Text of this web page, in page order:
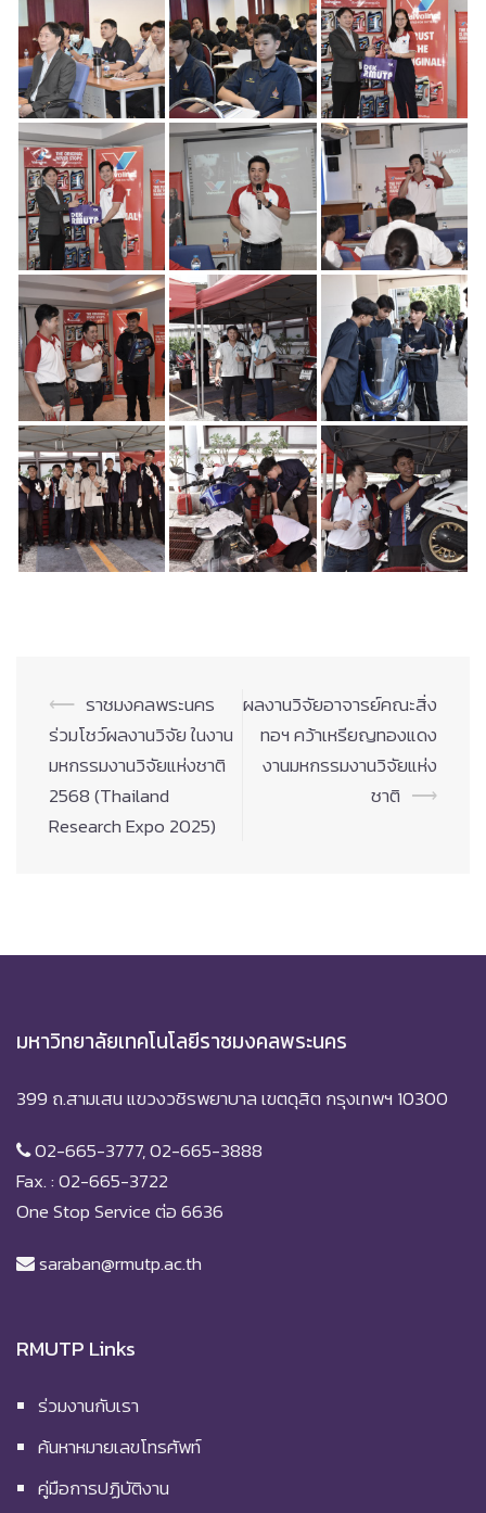
Post
navigation
⟵ ราชมงคลพระนคร
ร่วมโชว์ผลงานวิจัย ในงาน
มหกรรมงานวิจัยแห่งชาติ
2568 (Thailand
Research Expo 2025)
ผลงานวิจัยอาจารย์คณะสิ่ง
ทอฯ คว้าเหรียญทองแดง
งานมหกรรมงานวิจัยแห่ง
ชาติ ⟶
มหาวิทยาลัยเทคโนโลยีราชมงคลพระนคร
399 ถ.สามเสน แขวงวชิรพยาบาล เขตดุสิต กรุงเทพฯ 10300
02-665-3777, 02-665-3888
Fax. : 02-665-3722
One Stop Service ต่อ 6636
saraban@rmutp.ac.th
RMUTP Links
ร่วมงานกับเรา
ค้นหาหมายเลขโทรศัพท์
คู่มือการปฏิบัติงาน